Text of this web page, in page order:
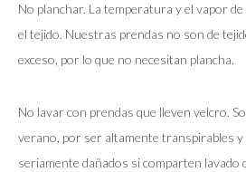
No planchar. La temperatura y el vapor
el tejido. Nuestras prendas no son de
exceso, por lo que no necesitan plancha.
No lavar con prendas que lleven velcro.
verano, por ser altamente transpirables y
seriamente dañados si comparten lavado